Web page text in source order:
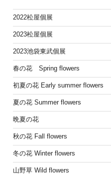
2022松屋個展
2023松屋個展
2023池袋東武個展
春の花 Spring flowers
初夏の花 Early summer flowers
夏の花 Summer flowers
晩夏の花
秋の花 Fall flowers
冬の花 Winter flowers
山野草 Wild flowers